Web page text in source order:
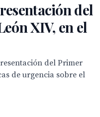
del
XIV, en el
del Primer
de urgencia sobre el